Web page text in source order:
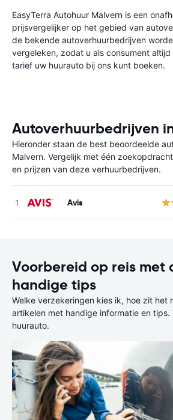
EasyTerra Autohuur Malvern is een
prijsvergelijker op het gebied van
de bekende autoverhuurbedrijven
vergeleken, zodat u als consument
tarief uw huurauto bij ons kunt boeken.
Autoverhuurbedrijven
Hieronder staan de best beoordeelde
Malvern. Vergelijk met één
en prijzen van deze verhuurbedrijven.
Avis
Voorbereid op reis met
handige tips
Welke verzekeringen kies ik, hoe zit het
artikelen met handige informatie en tips.
huurauto.